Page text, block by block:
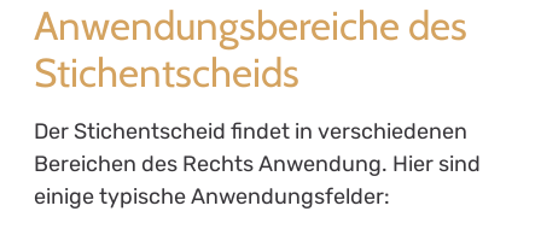
Anwendungsbereiche des
Stichentscheids
Der Stichentscheid findet in verschiedenen
Bereichen des Rechts Anwendung. Hier sind
einige typische Anwendungsfelder: